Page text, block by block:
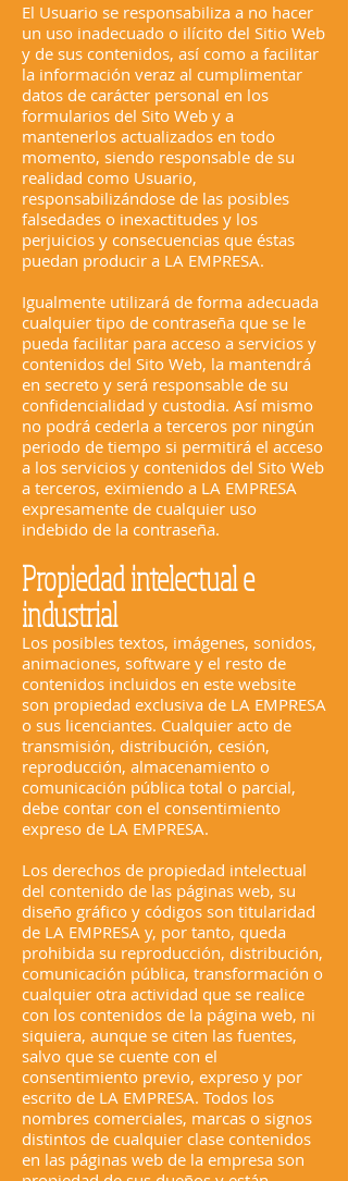
El Usuario se responsabiliza a no hacer
un uso inadecuado o ilícito del Sitio Web
y de sus contenidos, así como a facilitar
la información veraz al cumplimentar
datos de carácter personal en los
formularios del Sito Web y a
mantenerlos actualizados en todo
momento, siendo responsable de su
realidad como Usuario,
responsabilizándose de las posibles
falsedades o inexactitudes y los
perjuicios y consecuencias que éstas
puedan producir a LA EMPRESA.
Igualmente utilizará de forma adecuada
cualquier tipo de contraseña que se le
pueda facilitar para acceso a servicios y
contenidos del Sito Web, la mantendrá
en secreto y será responsable de su
confidencialidad y custodia. Así mismo
no podrá cederla a terceros por ningún
periodo de tiempo si permitirá el acceso
a los servicios y contenidos del Sito Web
a terceros, eximiendo a LA EMPRESA
expresamente de cualquier uso
indebido de la contraseña.
Propiedad intelectual e
industrial
Los posibles textos, imágenes, sonidos,
animaciones, software y el resto de
contenidos incluidos en este website
son propiedad exclusiva de LA EMPRESA
o sus licenciantes. Cualquier acto de
transmisión, distribución, cesión,
reproducción, almacenamiento o
comunicación pública total o parcial,
debe contar con el consentimiento
expreso de LA EMPRESA.
Los derechos de propiedad intelectual
del contenido de las páginas web, su
diseño gráfico y códigos son titularidad
de LA EMPRESA y, por tanto, queda
prohibida su reproducción, distribución,
comunicación pública, transformación o
cualquier otra actividad que se realice
con los contenidos de la página web, ni
siquiera, aunque se citen las fuentes,
salvo que se cuente con el
consentimiento previo, expreso y por
escrito de LA EMPRESA. Todos los
nombres comerciales, marcas o signos
distintos de cualquier clase contenidos
en las páginas web de la empresa son